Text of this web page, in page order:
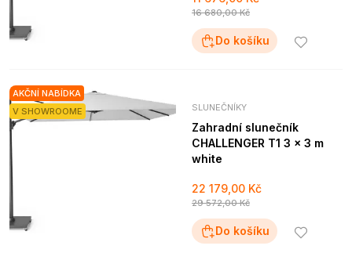
16 680,00 Kč
Do košíku
AKČNÍ NABÍDKA
V SHOWROOME
SLUNEČNÍKY
Zahradní slunečník
CHALLENGER T1 3 x 3 m
white
22 179,00 Kč
29 572,00 Kč
Do košíku